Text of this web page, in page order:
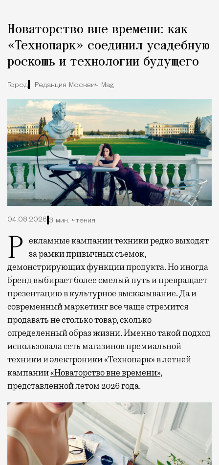
Новаторство вне времени: как
«Технопарк» соединил усадебную
роскошь и технологии будущего
Город Редакция Москвич Mag
04.08.2026 3 мин. чтения
Рекламные кампании техники редко выходят
за рамки привычных съемок,
демонстрирующих функции продукта. Но иногда
бренд выбирает более смелый путь и превращает
презентацию в культурное высказывание. Да и
современный маркетинг все чаще стремится
продавать не столько товар, сколько
определенный образ жизни. Именно такой подход
использовала сеть магазинов премиальной
техники и электроники «Технопарк» в летней
кампании«Новаторство вне времени»,
представленной летом 2026 года.